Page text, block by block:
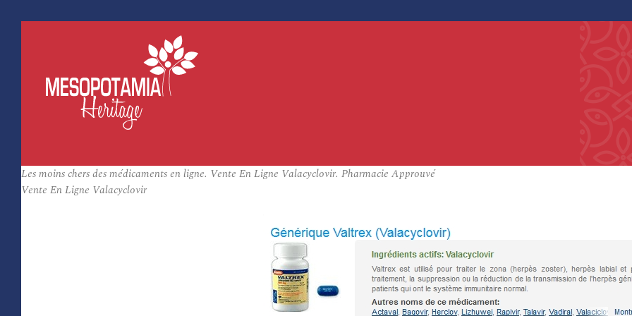
Les moins chers des médicaments en ligne. Vente En Ligne Valacyclovir. Pharmacie Approuvé
Vente En Ligne Valacyclovir